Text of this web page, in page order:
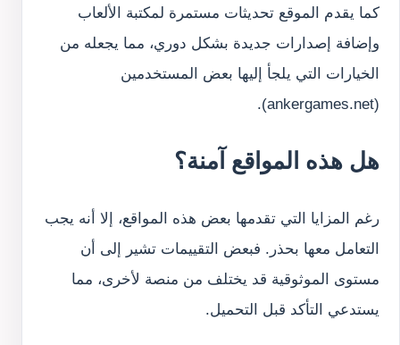
كما يقدم الموقع تحديثات مستمرة لمكتبة الألعاب
وإضافة إصدارات جديدة بشكل دوري، مما يجعله من
الخيارات التي يلجأ إليها بعض المستخدمين
(ankergames.net).
هل هذه المواقع آمنة؟
رغم المزايا التي تقدمها بعض هذه المواقع، إلا أنه يجب
التعامل معها بحذر. فبعض التقييمات تشير إلى أن
مستوى الموثوقية قد يختلف من منصة لأخرى، مما
يستدعي التأكد قبل التحميل.